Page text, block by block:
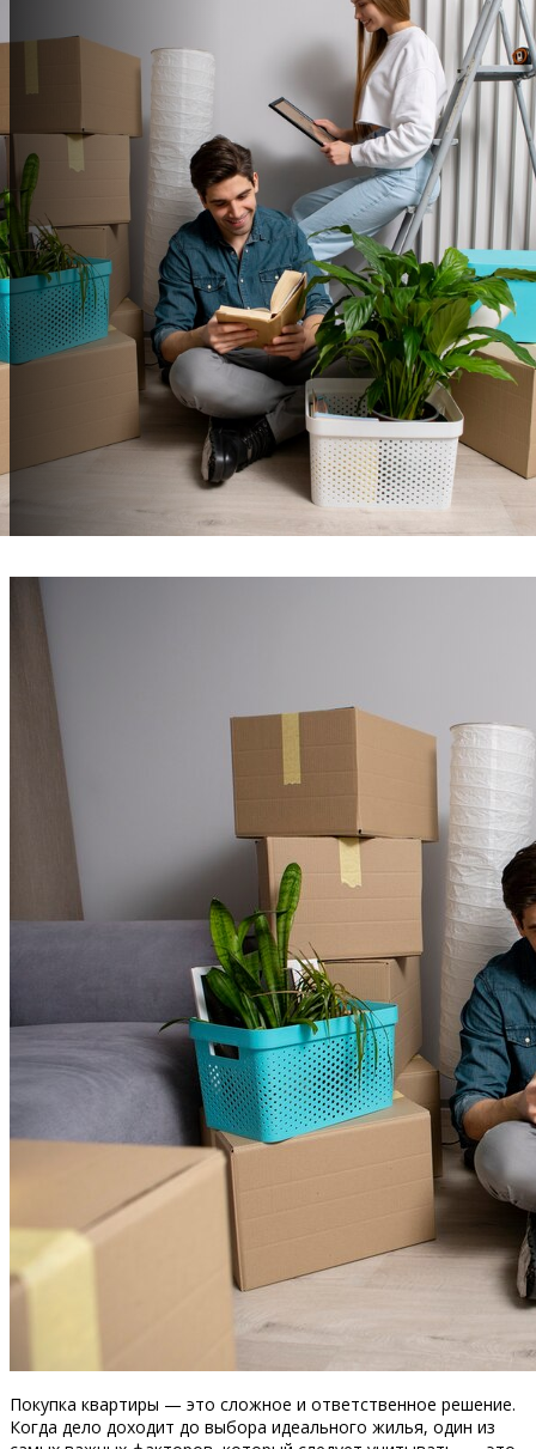
Покупка квартиры — это сложное и ответственное решение.
Когда дело доходит до выбора идеального жилья, один из